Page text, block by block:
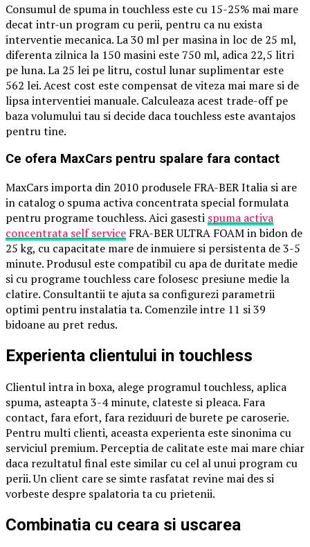
Consumul de spuma in touchless este cu 15-25% mai mare
decat intr-un program cu perii, pentru ca nu exista
interventie mecanica. La 30 ml per masina in loc de 25 ml,
diferenta zilnica la 150 masini este 750 ml, adica 22,5 litri
pe luna. La 25 lei pe litru, costul lunar suplimentar este
562 lei. Acest cost este compensat de viteza mai mare si de
lipsa interventiei manuale. Calculeaza acest trade-off pe
baza volumului tau si decide daca touchless este avantajos
pentru tine.
Ce ofera MaxCars pentru spalare fara contact
MaxCars importa din 2010 produsele FRA-BER Italia si are
in catalog o spuma activa concentrata special formulata
pentru programe touchless. Aici gasesti spuma activa
concentrata self service FRA-BER ULTRA FOAM in bidon de
25 kg, cu capacitate mare de inmuiere si persistenta de 3-5
minute. Produsul este compatibil cu apa de duritate medie
si cu programe touchless care folosesc presiune medie la
clatire. Consultantii te ajuta sa configurezi parametrii
optimi pentru instalatia ta. Comenzile intre 11 si 39
bidoane au pret redus.
Experienta clientului in touchless
Clientul intra in boxa, alege programul touchless, aplica
spuma, asteapta 3-4 minute, clateste si pleaca. Fara
contact, fara efort, fara reziduuri de burete pe caroserie.
Pentru multi clienti, aceasta experienta este sinonima cu
serviciul premium. Perceptia de calitate este mai mare chiar
daca rezultatul final este similar cu cel al unui program cu
perii. Un client care se simte rasfatat revine mai des si
vorbeste despre spalatoria ta cu prietenii.
Combinatia cu ceara si uscarea